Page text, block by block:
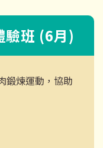
驗班 (6月)
鍛煉運動，協助